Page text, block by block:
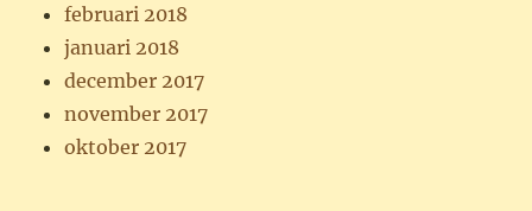
februari 2018
januari 2018
december 2017
november 2017
oktober 2017